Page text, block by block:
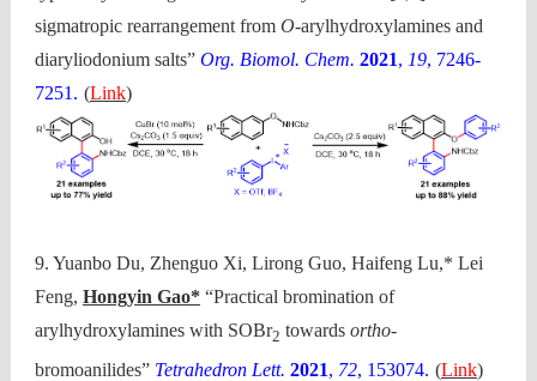
sigmatropic rearrangement from O-arylhydroxylamines and
diaryliodonium salts” Org. Biomol. Chem. 2021, 19, 7246-
7251. (Link)
9. Yuanbo Du, Zhenguo Xi, Lirong Guo, Haifeng Lu,* Lei
Feng, Hongyin Gao* “Practical bromination of
arylhydroxylamines with SOBr2 towards ortho-
bromoanilides” Tetrahedron Lett. 2021, 72, 153074. (Link)